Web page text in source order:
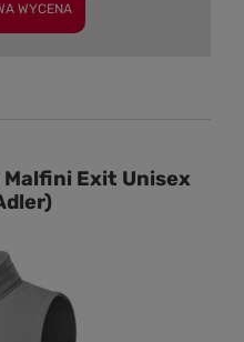
WYCENA
Exit Unisex